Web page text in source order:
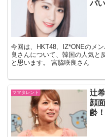
バ
今回は、HKT48、IZ*ONEのメ
良さんについて、韓国の人気と
と思います。 宮脇咲良さん
ママタレント
辻
顔
齢！